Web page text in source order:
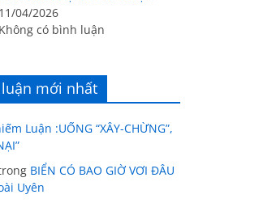
11/04/2026
Không có bình luận
mới nhất
Luận :UỐNG “XÂY-CHỪNG”,
BIỂN CÓ BAO GIỜ VƠI ĐÂU
Uyên